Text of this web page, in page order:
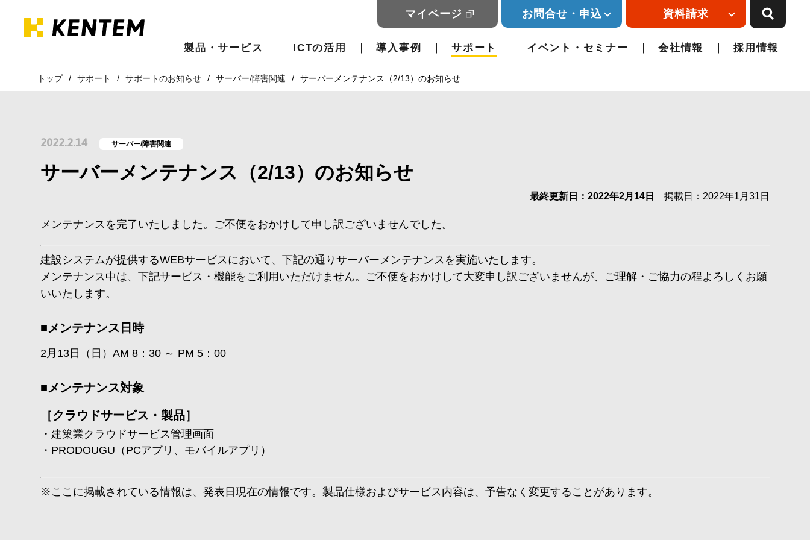
製品・サービス ICTの活用 導入事例 サポート イベント・セミナー 会社情報 採用情報
マイページ お問合せ・申込 資料請求
トップ サポート サポートのお知らせ サーバー/障害関連 サーバーメンテナンス（2/13）のお知らせ
2022.2.14 サーバー/障害関連
サーバーメンテナンス（2/13）のお知らせ
最終更新日：2022年2月14日 掲載日：2022年1月31日
メンテナンスを完了いたしました。ご不便をおかけして申し訳ございませんでした。
建設システムが提供するWEBサービスにおいて、下記の通りサーバーメンテナンスを実施いたします。
メンテナンス中は、下記サービス・機能をご利用いただけません。ご不便をおかけして大変申し訳ございませんが、ご理解・ご協力の程よろしくお願
いいたします。
■メンテナンス日時
2月13日（日）AM 8：30 ～ PM 5：00
■メンテナンス対象
［クラウドサービス・製品］
建築業クラウドサービス管理画面
PRODOUGU（PCアプリ、モバイルアプリ）
※ここに掲載されている情報は、発表日現在の情報です。製品仕様およびサービス内容は、予告なく変更することがあります。